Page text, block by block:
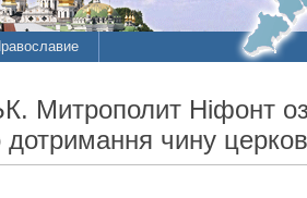
Митрополит Ніфонт
чину